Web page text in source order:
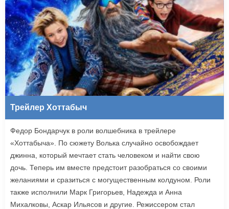
Трейлер Хоттабыч
Федор Бондарчук в роли волшебника в трейлере
«Хоттабыча». По сюжету Волька случайно освобождает
джинна, который мечтает стать человеком и найти свою
дочь. Теперь им вместе предстоит разобраться со своими
желаниями и сразиться с могущественным колдуном. Роли
также исполнили Марк Григорьев, Надежда и Анна
Михалковы, Аскар Ильясов и другие. Режиссером стал